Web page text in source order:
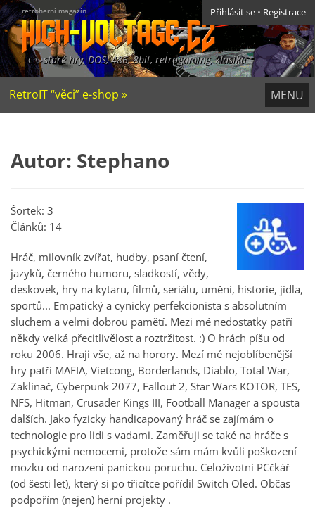
retroherní magazín
staré hry, DOS, 486, 8bit, retrogaming, klasika
Přihlásit se • Registrace
MENU
RetroIT “věci” e-shop »
Autor: Stephano
Šortek: 3
Článků: 14
Hráč, milovník zvířat, hudby, psaní čtení,
jazyků, černého humoru, sladkostí, vědy,
deskovek, hry na kytaru, fílmů, seriálu, umění, historie, jídla,
sportů... Empatický a cynicky perfekcionista s absolutním
sluchem a velmi dobrou pamětí. Mezi mé nedostatky patří
někdy velká přecitlivělost a roztržitost. :) O hrách píšu od
roku 2006. Hraji vše, až na horory. Mezí mé nejoblíbenější
hry patří MAFIA, Vietcong, Borderlands, Diablo, Total War,
Zaklínač, Cyberpunk 2077, Fallout 2, Star Wars KOTOR, TES,
NFS, Hitman, Crusader Kings III, Football Manager a spousta
dalších. Jako fyzicky handicapovaný hráč se zajímám o
technologie pro lidi s vadami. Zaměřuji se také na hráče s
psychickými nemocemi, protože sám mám kvůli poškození
mozku od narození panickou poruchu. Celoživotní PCčkář
(od šesti let), který si po třicítce pořídil Switch Oled. Občas
podpořím (nejen) herní projekty .